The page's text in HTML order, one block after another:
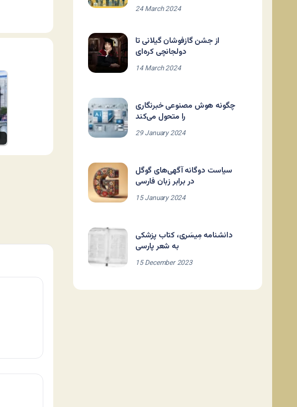
24 March 2024
از جشن گازفوشان گیلانی تا
دولجانچی کره‌ای
14 March 2024
چگونه هوش مصنوعی خبرنگاری
را متحول می‌کند
29 January 2024
سیاست دوگانه آگهی‌های گوگل
در برابر زبان فارسی
15 January 2024
دانشنامه مِیسَری، کتاب پزشکی
به شعر پارسی
15 December 2023